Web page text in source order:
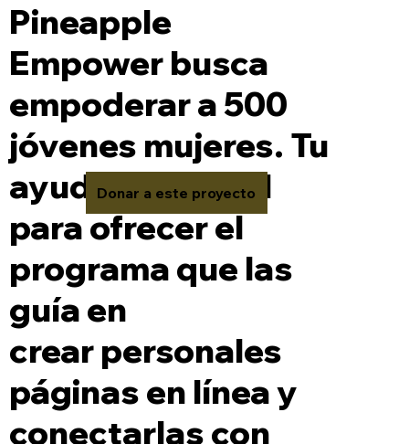
Pineapple
Empower busca
empoderar a 500
jóvenes mujeres. Tu
ayuda es crucial
para ofrecer el
programa que las
guía en
crear personales
páginas en línea y
conectarlas con
Donar a este proyecto